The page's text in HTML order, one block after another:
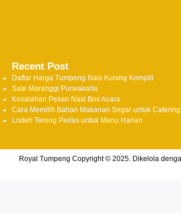
Recent Post
Daftar Harga Tumpeng Nasi Kuning Komplit
Sate Maranggi Purwakarta
Kesalahan Pesan Nasi Box Acara
Cara Memilih Bahan Makanan Segar untuk Catering
Lodeh Terong Pedas untuk Menu Harian
Royal Tumpeng Copyright © 2025. Dikelola